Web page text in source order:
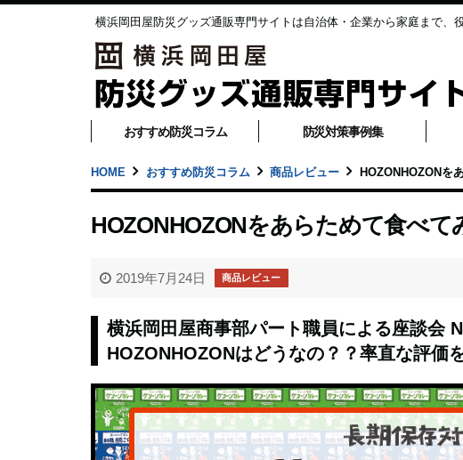
横浜岡田屋防災グッズ通販専門サイトは自治体・企業から家庭まで、
おすすめ防災コラム 防災対策事例集
HOME おすすめ防災コラム 商品レビュー HOZONHOZONを
HOZONHOZONをあらためて食べて
2019年7月24日 商品レビュー
横浜岡田屋商事部パート職員による座談会
HOZONHOZONはどうなの？？率直な評価